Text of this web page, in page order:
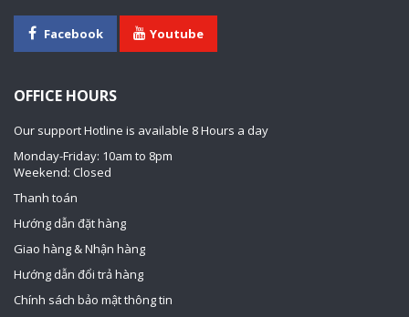
Facebook Youtube
OFFICE HOURS
Our support Hotline is available 8 Hours a day
Monday-Friday: 10am to 8pm
Weekend: Closed
Thanh toán
Hướng dẫn đặt hàng
Giao hàng & Nhận hàng
Hướng dẫn đổi trả hàng
Chính sách bảo mật thông tin